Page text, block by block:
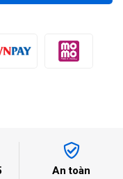
An toàn